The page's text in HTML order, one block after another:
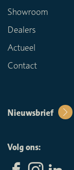
Showroom
Dealers
Actueel
Contact
Nieuwsbrief
Volg ons: